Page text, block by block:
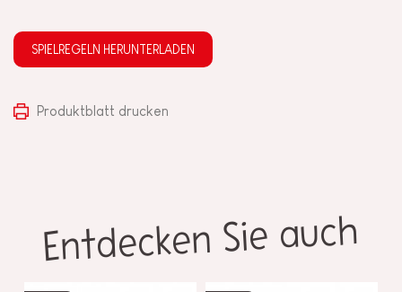
SPIELREGELN HERUNTERLADEN
Produktblatt drucken
Entdecken Sie auch